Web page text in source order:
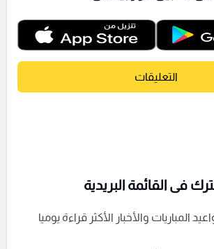
التعليقات
فى القائمة البريدية
المباريات والأخبار الأكثر قراءة يوميا